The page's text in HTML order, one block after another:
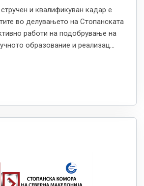
и квалификуван кадар е
во делувањето на Стопанската
работи на подобрување на
образование и реализац...